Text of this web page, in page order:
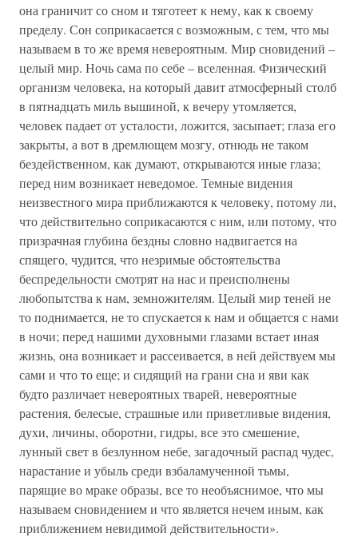
она граничит со сном и тяготеет к нему, как к своему
пределу. Сон соприкасается с возможным, с тем, что мы
называем в то же время невероятным. Мир сновидений –
целый мир. Ночь сама по себе – вселенная. Физический
организм человека, на который давит атмосферный столб
в пятнадцать миль вышиной, к вечеру утомляется,
человек падает от усталости, ложится, засыпает; глаза его
закрыты, а вот в дремлющем мозгу, отнюдь не таком
бездейственном, как думают, открываются иные глаза;
перед ним возникает неведомое. Темные видения
неизвестного мира приближаются к человеку, потому ли,
что действительно соприкасаются с ним, или потому, что
призрачная глубина бездны словно надвигается на
спящего, чудится, что незримые обстоятельства
беспредельности смотрят на нас и преисполнены
любопытства к нам, земножителям. Целый мир теней не
то поднимается, не то спускается к нам и общается с нами
в ночи; перед нашими духовными глазами встает иная
жизнь, она возникает и рассеивается, в ней действуем мы
сами и что то еще; и сидящий на грани сна и яви как
будто различает невероятных тварей, невероятные
растения, белесые, страшные или приветливые видения,
духи, личины, оборотни, гидры, все это смешение,
лунный свет в безлунном небе, загадочный распад чудес,
нарастание и убыль среди взбаламученной тьмы,
парящие во мраке образы, все то необъяснимое, что мы
называем сновидением и что является нечем иным, как
приближением невидимой действительности».